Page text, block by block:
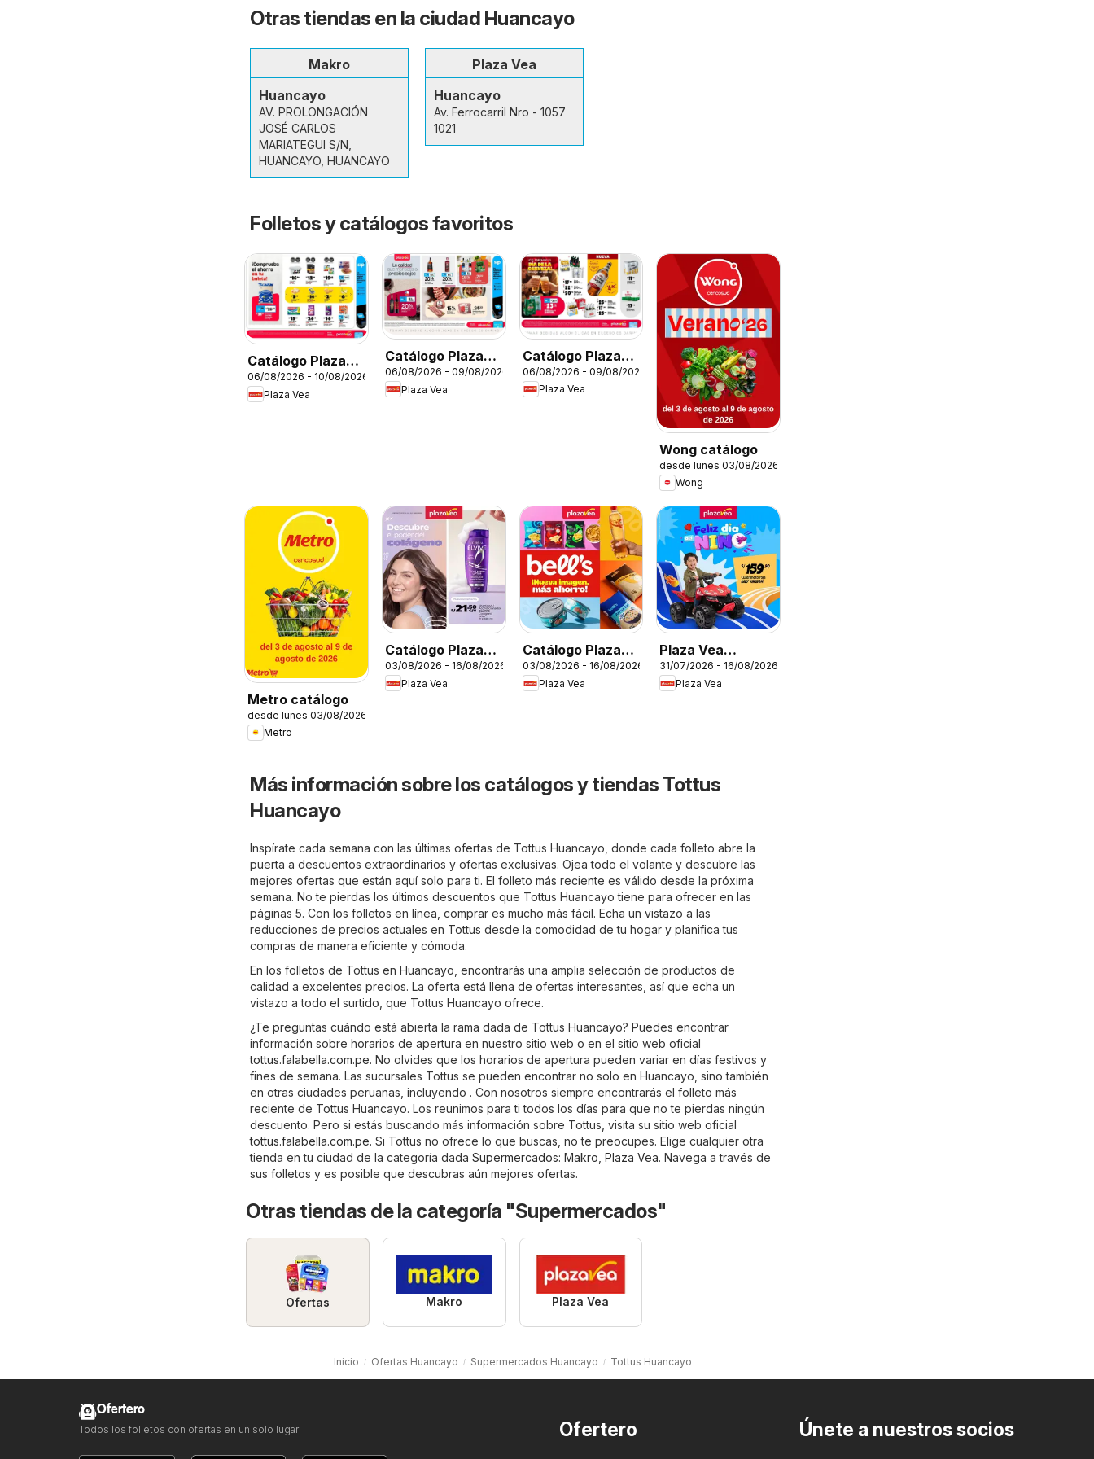
Otras tiendas en la ciudad Huancayo
Makro
Huancayo
AV. PROLONGACIÓN
JOSÉ CARLOS
MARIATEGUI S/N,
HUANCAYO, HUANCAYO
Plaza Vea
Huancayo
Av. Ferrocarril Nro - 1057
1021
Folletos y catálogos favoritos
Catálogo Plaza
Vea - AVISO
BOMBA FDS1
06/08/2026 - 10/08/2026
Plaza Vea
Catálogo Plaza
Vea - AVISO
TIENDAS
06/08/2026 - 09/08/2026
Plaza Vea
Catálogo Plaza
Vea - AVISO DÍA
DE LA CERVEZA
06/08/2026 - 09/08/2026
Plaza Vea
Wong catálogo
desde lunes 03/08/2026
Wong
Metro catálogo
desde lunes 03/08/2026
Metro
Catálogo Plaza
Vea - Especial
Cuidado del
03/08/2026 - 16/08/2026
Plaza Vea
Catálogo Plaza
Vea - Díptico
Marcas Propias
03/08/2026 - 16/08/2026
Plaza Vea
Plaza Vea
catálogo
31/07/2026 - 16/08/2026
Plaza Vea
Más información sobre los catálogos y tiendas Tottus
Huancayo
Inspírate cada semana con las últimas ofertas de Tottus Huancayo, donde cada folleto abre la
puerta a descuentos extraordinarios y ofertas exclusivas. Ojea todo el volante y descubre las
mejores ofertas que están aquí solo para ti. El folleto más reciente es válido desde la próxima
semana. No te pierdas los últimos descuentos que Tottus Huancayo tiene para ofrecer en las
páginas 5. Con los folletos en línea, comprar es mucho más fácil. Echa un vistazo a las
reducciones de precios actuales en Tottus desde la comodidad de tu hogar y planifica tus
compras de manera eficiente y cómoda.
En los folletos de Tottus en Huancayo, encontrarás una amplia selección de productos de
calidad a excelentes precios. La oferta está llena de ofertas interesantes, así que echa un
vistazo a todo el surtido, que Tottus Huancayo ofrece.
¿Te preguntas cuándo está abierta la rama dada de Tottus Huancayo? Puedes encontrar
información sobre horarios de apertura en nuestro sitio web o en el sitio web oficial
tottus.falabella.com.pe. No olvides que los horarios de apertura pueden variar en días festivos y
fines de semana. Las sucursales Tottus se pueden encontrar no solo en Huancayo, sino también
en otras ciudades peruanas, incluyendo . Con nosotros siempre encontrarás el folleto más
reciente de Tottus Huancayo. Los reunimos para ti todos los días para que no te pierdas ningún
descuento. Pero si estás buscando más información sobre Tottus, visita su sitio web oficial
tottus.falabella.com.pe. Si Tottus no ofrece lo que buscas, no te preocupes. Elige cualquier otra
tienda en tu ciudad de la categoría dada Supermercados: Makro Plaza Vea. Navega a través de
sus folletos y es posible que descubras aún mejores ofertas.
Otras tiendas de la categoría "Supermercados"
Ofertas Makro Plaza Vea
Inicio Ofertas Huancayo Supermercados Huancayo Tottus Huancayo
Ofertero Únete a nuestros socios
Ofertero
Todos los folletos con ofertas en un solo lugar